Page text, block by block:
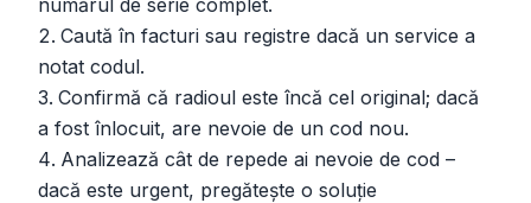
numărul de serie complet.
Caută în facturi sau registre dacă un service a
notat codul.
Confirmă că radioul este încă cel original; dacă
a fost înlocuit, are nevoie de un cod nou.
Analizează cât de repede ai nevoie de cod –
dacă este urgent, pregătește o soluție